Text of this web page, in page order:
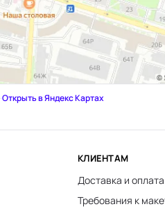
·Открыть в Яндекс Картах
КЛИЕНТАМ
Доставка и оплата
Требования к